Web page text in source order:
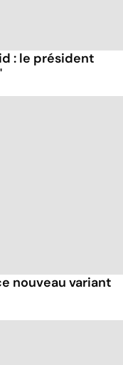
: le président
nouveau variant